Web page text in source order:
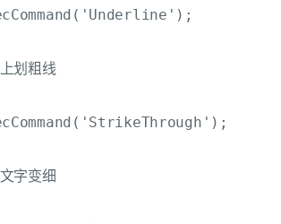
划粗线
字变细